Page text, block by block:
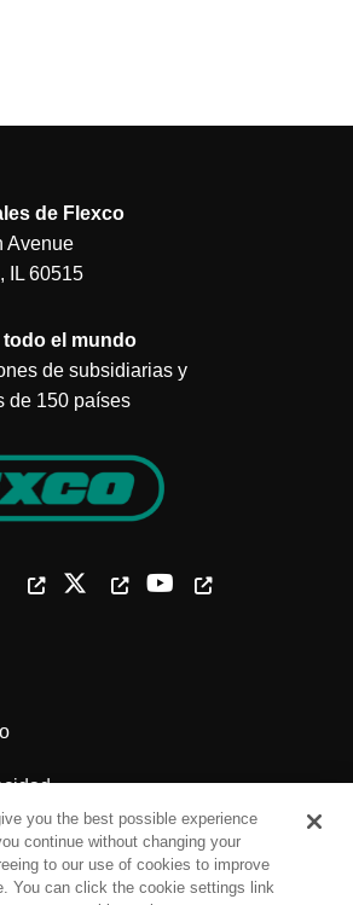
de Flexco
Avenue
IL 60515
todo el mundo
de subsidiarias y
de 150 países
you the best possible experience
continue without changing your
to our use of cookies to improve
You can click the cookie settings link